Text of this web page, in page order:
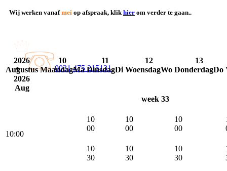
0031 475 215131
Wij werken vanafmei op afspraak, klik hier om verder te gaan..
2026
Augustus
2026
Aug
10
MaandagMa
11
DinsdagDi
12
WoensdagWo
13
DonderdagDo
week 33
10:00
10
00
10
00
10
00
10
30
10
30
10
30